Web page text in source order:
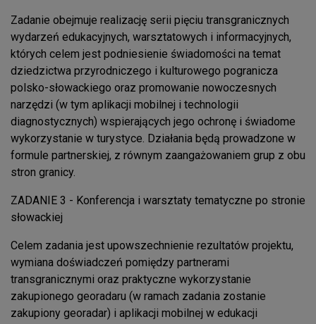
Zadanie obejmuje realizację serii pięciu transgranicznych
wydarzeń edukacyjnych, warsztatowych i informacyjnych,
których celem jest podniesienie świadomości na temat
dziedzictwa przyrodniczego i kulturowego pogranicza
polsko-słowackiego oraz promowanie nowoczesnych
narzędzi (w tym aplikacji mobilnej i technologii
diagnostycznych) wspierających jego ochronę i świadome
wykorzystanie w turystyce. Działania będą prowadzone w
formule partnerskiej, z równym zaangażowaniem grup z obu
stron granicy.
ZADANIE 3 - Konferencja i warsztaty tematyczne po stronie
słowackiej
Celem zadania jest upowszechnienie rezultatów projektu,
wymiana doświadczeń pomiędzy partnerami
transgranicznymi oraz praktyczne wykorzystanie
zakupionego georadaru (w ramach zadania zostanie
zakupiony georadar) i aplikacji mobilnej w edukacji